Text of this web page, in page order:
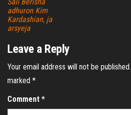
adhuron Kim
Kardashian, ja
arsyeja
Leave a Reply
Your email address will not be published.
marked *
Comment *